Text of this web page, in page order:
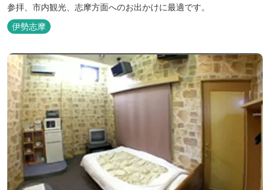
参拝、市内観光、志摩方面へのお出かけに最適です。
伊勢志摩